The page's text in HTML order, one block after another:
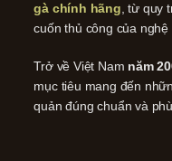
gà chính hãng, từ quy
cuốn thủ công của nghệ
Trở về Việt Nam năm
mục tiêu mang đến
quản đúng chuẩn và